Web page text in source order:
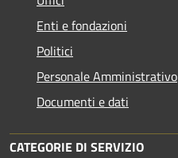
Enti e fondazioni
Politici
Personale Amministrativo
Documenti e dati
CATEGORIE DI SERVIZIO